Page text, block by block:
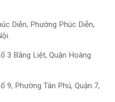
Diễn, Phường Phúc Diễn,
3 Bằng Liệt, Quận Hoàng
9, Phường Tân Phú, Quận 7,